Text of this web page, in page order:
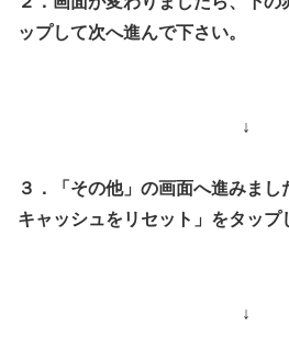
ップして次へ進んで下さい。
↓
３．「その他」の画面へ進みま
キャッシュをリセット」をタップ
↓